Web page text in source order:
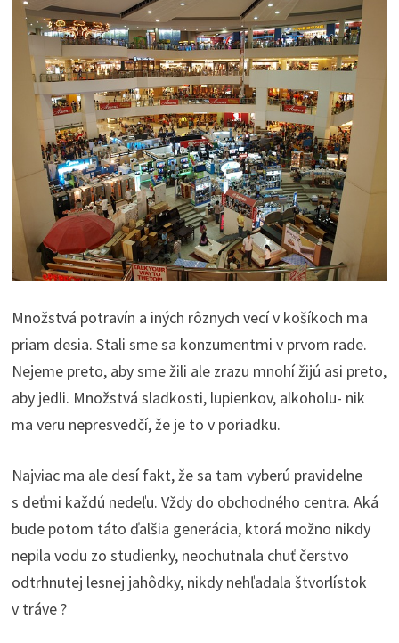
Množstvá potravín a iných rôznych vecí v košíkoch ma
priam desia. Stali sme sa konzumentmi v prvom rade.
Nejeme preto, aby sme žili ale zrazu mnohí žijú asi preto,
aby jedli. Množstvá sladkosti, lupienkov, alkoholu- nik
ma veru nepresvedčí, že je to v poriadku.
Najviac ma ale desí fakt, že sa tam vyberú pravidelne
s deťmi každú nedeľu. Vždy do obchodného centra. Aká
bude potom táto ďalšia generácia, ktorá možno nikdy
nepila vodu zo studienky, neochutnala chuť čerstvo
odtrhnutej lesnej jahôdky, nikdy nehľadala štvorlístok
v tráve ?